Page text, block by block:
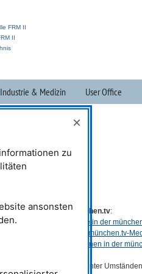
FRM II
II
Industrie & Medizin User Office
der Mediathek von münchen.tv:
die Mo-99-Testanlage in der
über die Positronen in der münchen.tv-
über die ultrakalten Neutronen in der
des Inhaltes ist unter
×
zu
ansonsten